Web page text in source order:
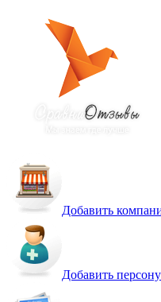
Добавить
Добавить персону